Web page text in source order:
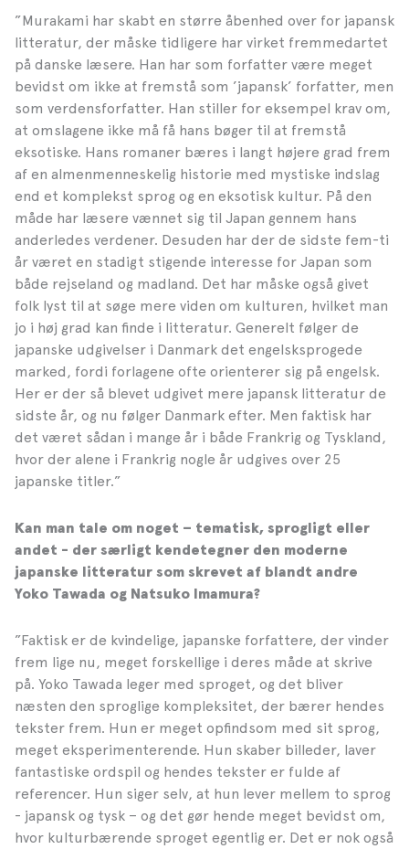
”Murakami har skabt en større åbenhed over for japansk
litteratur, der måske tidligere har virket fremmedartet
på danske læsere. Han har som forfatter være meget
bevidst om ikke at fremstå som ’japansk’ forfatter, men
som verdensforfatter. Han stiller for eksempel krav om,
at omslagene ikke må få hans bøger til at fremstå
eksotiske. Hans romaner bæres i langt højere grad frem
af en almenmenneskelig historie med mystiske indslag
end et komplekst sprog og en eksotisk kultur. På den
måde har læsere vænnet sig til Japan gennem hans
anderledes verdener. Desuden har der de sidste fem-ti
år været en stadigt stigende interesse for Japan som
både rejseland og madland. Det har måske også givet
folk lyst til at søge mere viden om kulturen, hvilket man
jo i høj grad kan finde i litteratur. Generelt følger de
japanske udgivelser i Danmark det engelsksprogede
marked, fordi forlagene ofte orienterer sig på engelsk.
Her er der så blevet udgivet mere japansk litteratur de
sidste år, og nu følger Danmark efter. Men faktisk har
det været sådan i mange år i både Frankrig og Tyskland,
hvor der alene i Frankrig nogle år udgives over 25
japanske titler.”
Kan man tale om noget – tematisk, sprogligt eller
andet - der særligt kendetegner den moderne
japanske litteratur som skrevet af blandt andre
Yoko Tawada og Natsuko Imamura?
”Faktisk er de kvindelige, japanske forfattere, der vinder
frem lige nu, meget forskellige i deres måde at skrive
på. Yoko Tawada leger med sproget, og det bliver
næsten den sproglige kompleksitet, der bærer hendes
tekster frem. Hun er meget opfindsom med sit sprog,
meget eksperimenterende. Hun skaber billeder, laver
fantastiske ordspil og hendes tekster er fulde af
referencer. Hun siger selv, at hun lever mellem to sprog
- japansk og tysk – og det gør hende meget bevidst om,
hvor kulturbærende sproget egentlig er. Det er nok også